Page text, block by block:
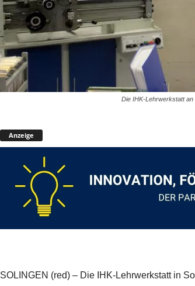
Die IHK-Lehrwerkstatt
Anzeige
SOLINGEN (red) – Die IHK-Lehrwerkstatt in